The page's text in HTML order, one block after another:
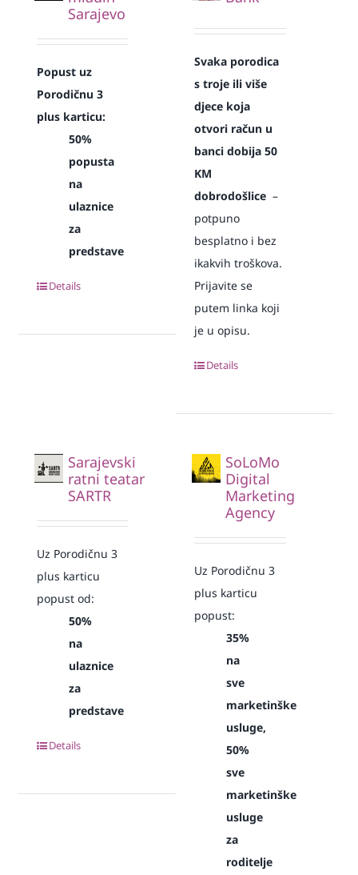
Sarajevo
Popust uz
Porodičnu 3
plus karticu:
50%
popusta
na
ulaznice
za
predstave
Details
Svaka porodica
s troje ili više
djece koja
otvori račun u
banci dobija 50
KM
dobrodošlice –
potpuno
besplatno i bez
ikakvih troškova.
Prijavite se
putem linka koji
je u opisu.
Details
Sarajevski
ratni teatar
SARTR
Uz Porodičnu 3
plus karticu
popust od:
50%
na
ulaznice
za
predstave
Details
SoLoMo
Digital
Marketing
Agency
Uz Porodičnu 3
plus karticu
popust:
35%
na
sve
marketinške
usluge,
50%
sve
marketinške
usluge
za
roditelje